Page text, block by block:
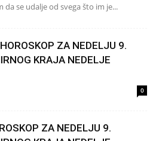
da se udalje od svega što im je...
ZA NEDELJU 9.
KRAJA NEDELJE
0
ZA NEDELJU 9.